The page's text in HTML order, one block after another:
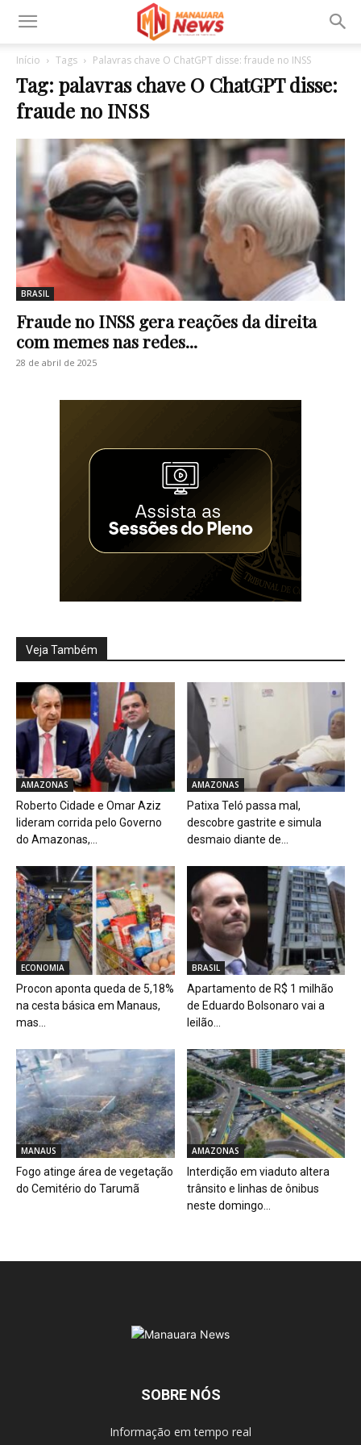
Início Tags Palavras chave O ChatGPT disse: fraude no INSS
Tag: palavras chave O ChatGPT disse:
fraude no INSS
BRASIL
Fraude no INSS gera reações da direita
com memes nas redes...
28 de abril de 2025
Veja Também
AMAZONAS
Roberto Cidade e Omar Aziz
lideram corrida pelo Governo
do Amazonas,...
AMAZONAS
Patixa Teló passa mal,
descobre gastrite e simula
desmaio diante de...
ECONOMIA
Procon aponta queda de 5,18%
na cesta básica em Manaus,
mas...
BRASIL
Apartamento de R$ 1 milhão
de Eduardo Bolsonaro vai a
leilão...
MANAUS
Fogo atinge área de vegetação
do Cemitério do Tarumã
AMAZONAS
Interdição em viaduto altera
trânsito e linhas de ônibus
neste domingo...
SOBRE NÓS
Informação em tempo real